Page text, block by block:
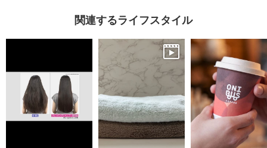
関連するライフスタイル